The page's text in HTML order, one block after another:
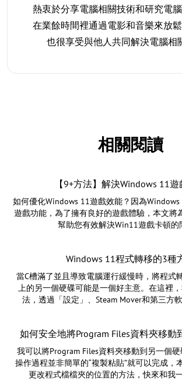
熱衷於分享電腦相關技術和研究電
在業餘時間裡通過電影和音樂來放
也很享受與他人共同解決電腦相
相關閱讀
【9+方法】解決Windows 11
如何優化Windows 11遊戲效能？因為
遊戲功能，為了擁有良好的遊戲體驗，本文將
幫助您有效解決Win11遊戲卡頓的
Windows 11程式轉移的3種
當C槽滿了並且導致電腦運行緩慢時，將程式
上的另一個硬碟可能是一個好主意。在這裡
法，透過「設定」、Steam Mover和第三方
如何安全地將Program Files資料夾移動
我可以將Program Files資料夾移動到另一個
操作過程並非簡單的“複製粘貼”就可以完成，
更改程式檔檔夾的位置的方法，快來和我